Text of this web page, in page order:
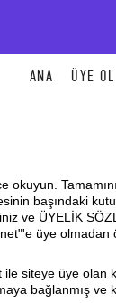
ANA ÜYE OL
okuyun.
başındaki
ve ÜYELİK
üye
siteye üye olan
bağlanmış ve